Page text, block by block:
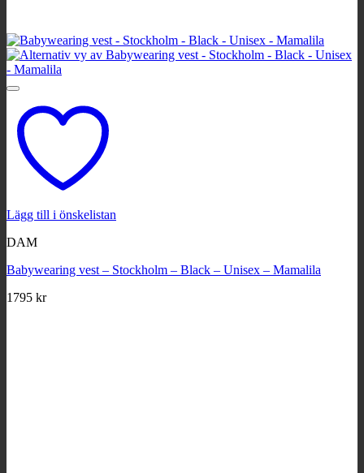
Lägg till i önskelistan
DAM
Babywearing vest – Stockholm – Black – Unisex – Mamalila
1795 kr